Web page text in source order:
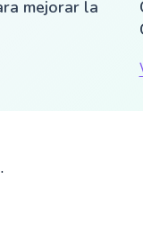
mejorar la